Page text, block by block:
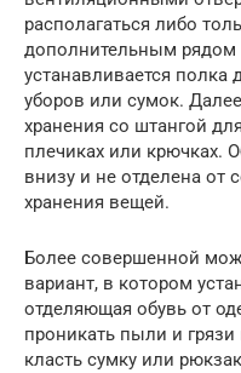
располагаться либо
дополнительным рядом
устанавливается
уборов или сумок.
хранения со штангой
плечиках или крючках.
внизу и не отделена от
хранения вещей.
Более совершенной
вариант, в котором
отделяющая обувь от
проникать пыли и
класть сумку или